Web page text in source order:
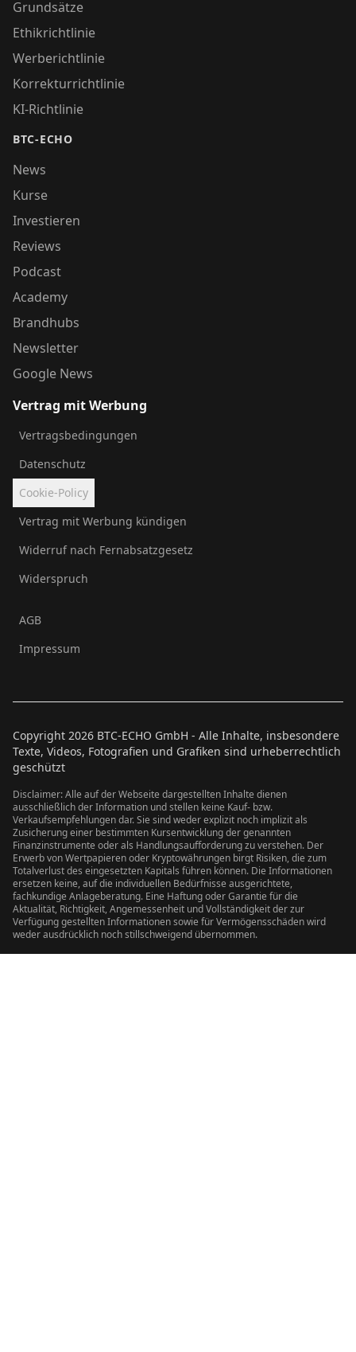
Grundsätze
Ethikrichtlinie
Werberichtlinie
Korrekturrichtlinie
KI-Richtlinie
BTC-ECHO
News
Kurse
Investieren
Reviews
Podcast
Academy
Brandhubs
Newsletter
Google News
Vertrag mit Werbung
Vertragsbedingungen
Datenschutz
Cookie-Policy
Vertrag mit Werbung kündigen
Widerruf nach Fernabsatzgesetz
Widerspruch
AGB
Impressum
Copyright 2026 BTC-ECHO GmbH - Alle Inhalte, insbesondere
Texte, Videos, Fotografien und Grafiken sind urheberrechtlich
geschützt
Disclaimer: Alle auf der Webseite dargestellten Inhalte dienen
ausschließlich der Information und stellen keine Kauf- bzw.
Verkaufsempfehlungen dar. Sie sind weder explizit noch implizit als
Zusicherung einer bestimmten Kursentwicklung der genannten
Finanzinstrumente oder als Handlungsaufforderung zu verstehen. Der
Erwerb von Wertpapieren oder Kryptowährungen birgt Risiken, die zum
Totalverlust des eingesetzten Kapitals führen können. Die Informationen
ersetzen keine, auf die individuellen Bedürfnisse ausgerichtete,
fachkundige Anlageberatung. Eine Haftung oder Garantie für die
Aktualität, Richtigkeit, Angemessenheit und Vollständigkeit der zur
Verfügung gestellten Informationen sowie für Vermögensschäden wird
weder ausdrücklich noch stillschweigend übernommen.